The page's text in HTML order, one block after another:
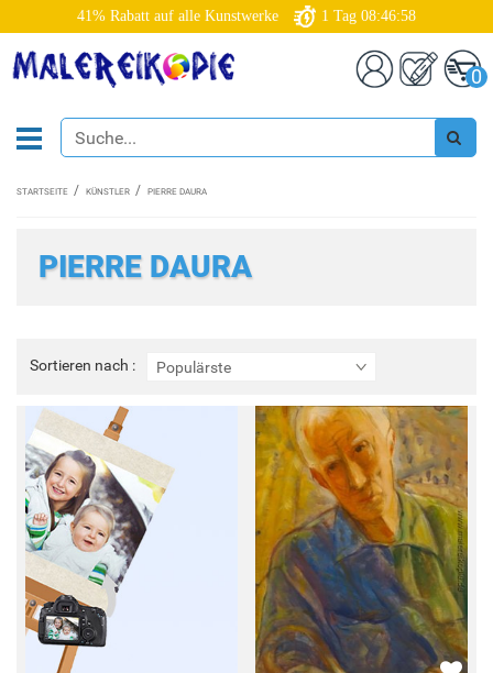
41% Rabatt auf alle Kunstwerke 1 Tag 08:46:58
0
STARTSEITE KÜNSTLER PIERRE DAURA
PIERRE DAURA
Sortieren nach : Populärste
Sortieren
nach